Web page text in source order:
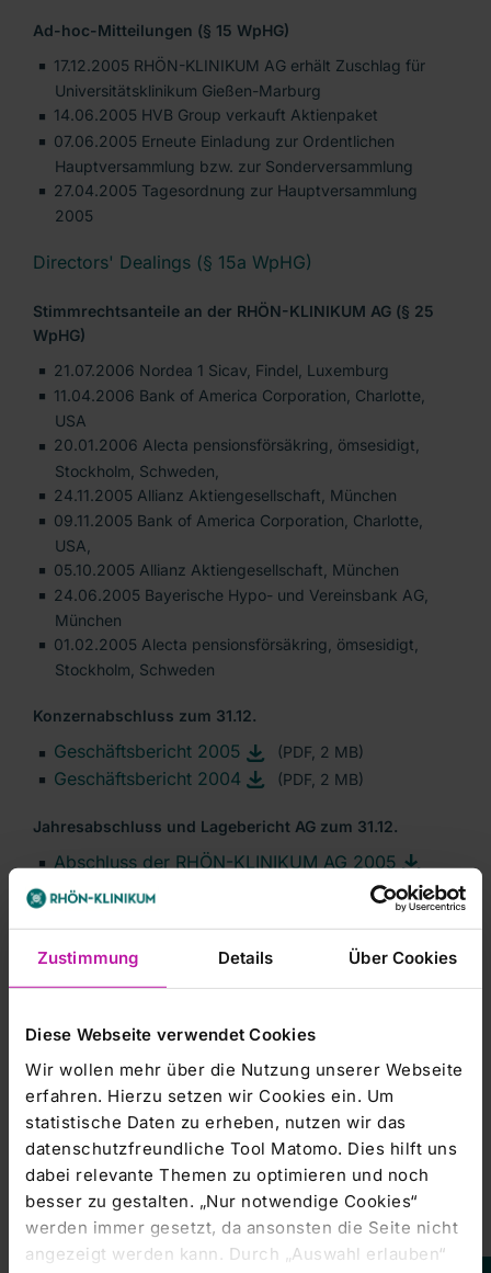
Zustimmung Details Über Cookies
Diese Webseite verwendet Cookies
Wir wollen mehr über die Nutzung unserer Webseite
erfahren. Hierzu setzen wir Cookies ein. Um
statistische Daten zu erheben, nutzen wir das
datenschutzfreundliche Tool Matomo. Dies hilft uns
dabei relevante Themen zu optimieren und noch
besser zu gestalten. „Nur notwendige Cookies“
werden immer gesetzt, da ansonsten die Seite nicht
angezeigt werden kann. Durch „Auswahl erlauben“
Ad-hoc-Mitteilungen (§ 15 WpHG)
17.12.2005 RHÖN-KLINIKUM AG erhält Zuschlag für
Universitätsklinikum Gießen-Marburg
14.06.2005 HVB Group verkauft Aktienpaket
07.06.2005 Erneute Einladung zur Ordentlichen
Hauptversammlung bzw. zur Sonderversammlung
27.04.2005 Tagesordnung zur Hauptversammlung
2005
Directors' Dealings (§ 15a WpHG)
Stimmrechtsanteile an der RHÖN-KLINIKUM AG (§ 25
WpHG)
21.07.2006 Nordea 1 Sicav, Findel, Luxemburg
11.04.2006 Bank of America Corporation, Charlotte,
USA
20.01.2006 Alecta pensionsförsäkring, ömsesidigt,
Stockholm, Schweden,
24.11.2005 Allianz Aktiengesellschaft, München
09.11.2005 Bank of America Corporation, Charlotte,
USA,
05.10.2005 Allianz Aktiengesellschaft, München
24.06.2005 Bayerische Hypo- und Vereinsbank AG,
München
01.02.2005 Alecta pensionsförsäkring, ömsesidigt,
Stockholm, Schweden
Konzernabschluss zum 31.12.
Geschäftsbericht 2005 (PDF, 2 MB)
Geschäftsbericht 2004 (PDF, 2 MB)
Jahresabschluss und Lagebericht AG zum 31.12.
Abschluss der RHÖN-KLINIKUM AG 2005
(PDF, 280 KB)
Abschluss der RHÖN-KLINIKUM AG 2004
Zwischenberichte
Einberufung zur Hauptversammlung
Einladung und Tagesordnung zur
Hauptversammlung 2006
(PDF, 90 KB)
Einladung und Tagesordnung zur
Hauptversammlung 2005 und gesonderten
Versammlung der Vorzugsaktionäre 2005
(PDF, 90 KB)
Dividendenbekanntmachung